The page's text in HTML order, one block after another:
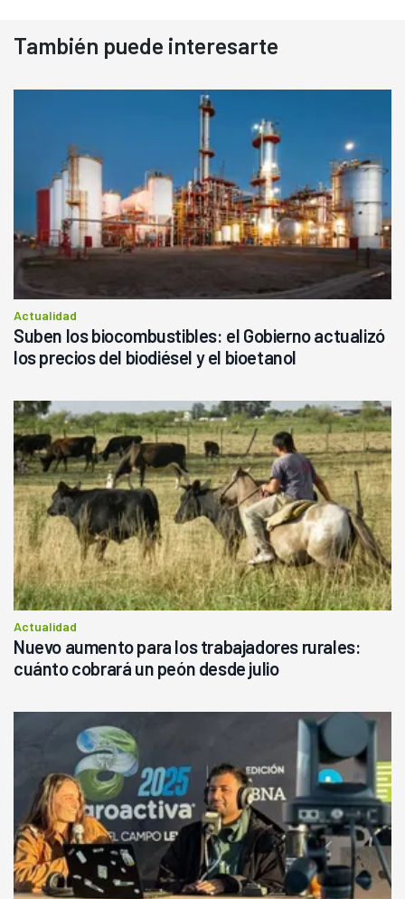
También puede interesarte
Actualidad
Suben los biocombustibles: el Gobierno actualizó
los precios del biodiésel y el bioetanol
Actualidad
Nuevo aumento para los trabajadores rurales:
cuánto cobrará un peón desde julio